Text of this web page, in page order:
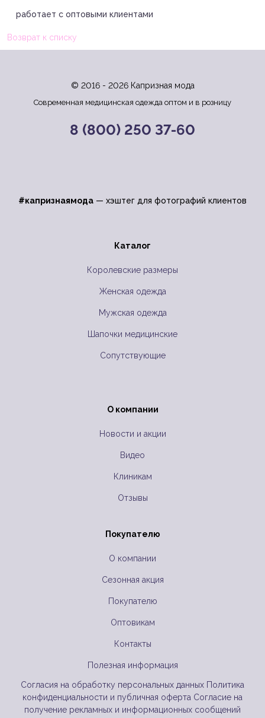
работает с оптовыми клиентами
Возврат к списку
© 2016 - 2026 Капризная мода
Современная медицинская одежда оптом и в розницу
8 (800) 250 37-60
#капризнаямода — хэштег для фотографий клиентов
Каталог
Королевские размеры
Женская одежда
Мужская одежда
Шапочки медицинские
Сопутствующие
О компании
Новости и акции
Видео
Клиникам
Отзывы
Покупателю
О компании
Сезонная акция
Покупателю
Оптовикам
Контакты
Полезная информация
Согласия на обработку персональных данных Политика
конфиденциальности и публичная оферта Согласие на
получение рекламных и информационных сообщений